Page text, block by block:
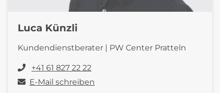
Luca Künzli
Kundendienstberater | PW Center Pratteln
+41 61 827 22 22
E-Mail schreiben